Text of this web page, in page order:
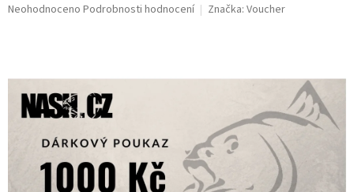
Průměrné
z
hvězdiček.
Neohodnoceno Podrobnosti hodnocení Značka: Voucher